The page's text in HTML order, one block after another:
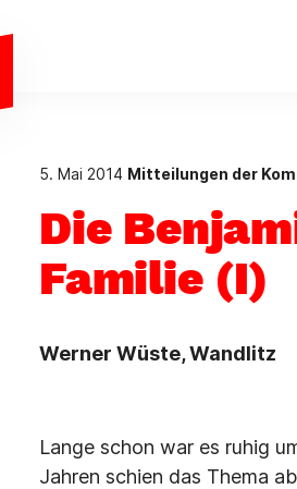
5. Mai 2014 Mitteilungen der
Die
Familie (I)
Werner Wüste, Wandlitz
Lange schon war es ruhig
Jahren schien das Thema